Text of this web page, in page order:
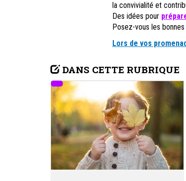
la convivialité et
Des idées pour
Posez-vous les
Lors de vos
DANS CETTE RUBRIQUE